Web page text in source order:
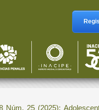
Núm. 25 (2025):